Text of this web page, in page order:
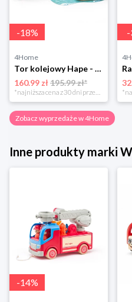
-18%
4Home
Tor kolejowy Hape - port z załadunkiem irozładunkiem
160.99 zł195.99 zł*
*najniższa cena z 30 dni przed obniżką
-
Zobacz wyprzedaże w 4Home
Inne produkty marki
-14%